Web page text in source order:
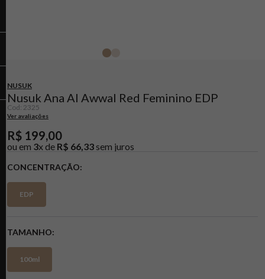
NUSUK
Nusuk Ana Al Awwal Red Feminino EDP
Cod: 2325
Ver avaliações
R$ 199,00
ou em 3x de R$ 66,33 sem juros
CONCENTRAÇÃO
EDP
TAMANHO
100ml